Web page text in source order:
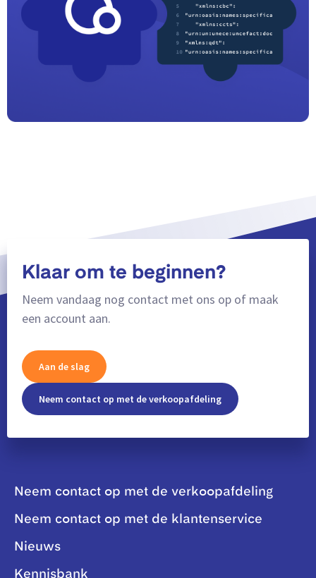
Klaar om te beginnen?
Neem vandaag nog contact met ons op of maak
een account aan.
Aan de slag
Neem contact op met de verkoopafdeling
Neem contact op met de verkoopafdeling
Neem contact op met de klantenservice
Nieuws
Kennisbank